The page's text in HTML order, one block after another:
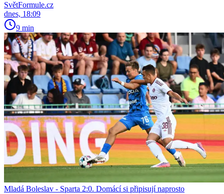
SvětFormule.cz
dnes, 18:09
9 min
Mladá Boleslav - Sparta 2:0. Domácí si připisují naprosto